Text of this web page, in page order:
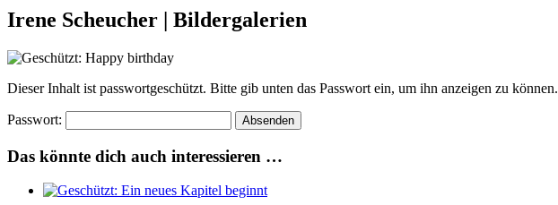
Irene Scheucher | Bildergalerien
Dieser Inhalt ist passwortgeschützt. Bitte gib unten das Passwort ein, um ihn anzeigen zu können.
Passwort:
Das könnte dich auch interessieren …